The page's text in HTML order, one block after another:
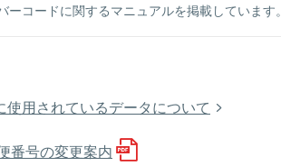
ーコードに関するマニュアルを掲載しています。
使用されているデータについて
番号の変更案内